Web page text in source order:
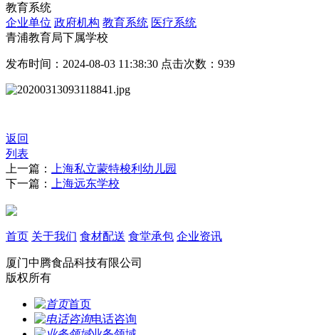
教育系统
企业单位 政府机构 教育系统 医疗系统
青浦教育局下属学校
发布时间：2024-08-03 11:38:30 点击次数：939
返回
列表
上一篇：
上海私立蒙特梭利幼儿园
下一篇：
上海远东学校
首页 关于我们 食材配送 食堂承包 企业资讯
厦门中腾食品科技有限公司
版权所有
首页
电话咨询